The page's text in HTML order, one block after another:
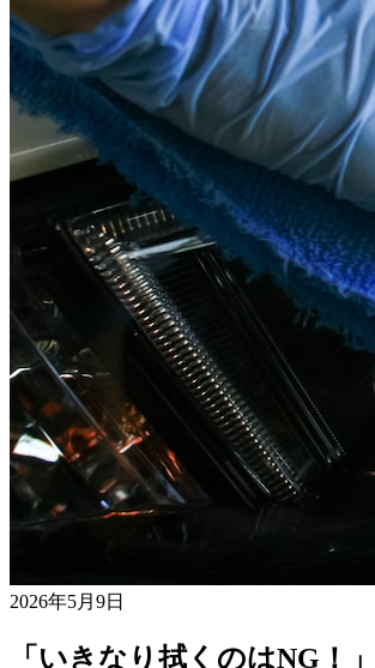
2026年5月9日
「いきなり拭くのはNG！